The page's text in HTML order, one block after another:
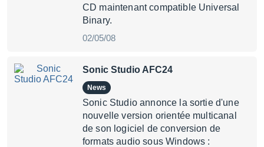
CD maintenant compatible Universal
Binary.
02/05/08
Sonic Studio AFC24
News
Sonic Studio annonce la sortie d'une
nouvelle version orientée multicanal
de son logiciel de conversion de
formats audio sous Windows :